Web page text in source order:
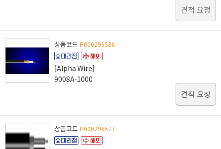
견적 요청
상품코드 P000296586
[Alpha Wire]
9008A-1000
견적 요청
상품코드 P000296577